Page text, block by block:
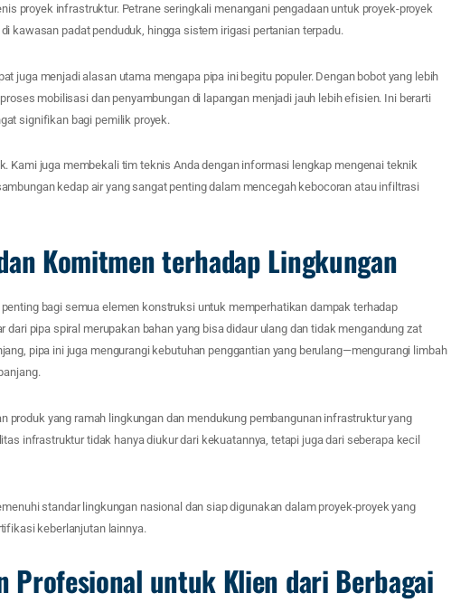
proyek infrastruktur. Petrane seringkali menangani pengadaan untuk proyek-proyek
kawasan padat penduduk, hingga sistem irigasi pertanian terpadu.
juga menjadi alasan utama mengapa pipa ini begitu populer. Dengan bobot yang lebih
mobilisasi dan penyambungan di lapangan menjadi jauh lebih efisien. Ini berarti
signifikan bagi pemilik proyek.
Kami juga membekali tim teknis Anda dengan informasi lengkap mengenai teknik
kedap air yang sangat penting dalam mencegah kebocoran atau infiltrasi
Komitmen terhadap Lingkungan
bagi semua elemen konstruksi untuk memperhatikan dampak terhadap
dari pipa spiral merupakan bahan yang bisa didaur ulang dan tidak mengandung zat
pipa ini juga mengurangi kebutuhan penggantian yang berulang—mengurangi limbah
produk yang ramah lingkungan dan mendukung pembangunan infrastruktur yang
infrastruktur tidak hanya diukur dari kekuatannya, tetapi juga dari seberapa kecil
standar lingkungan nasional dan siap digunakan dalam proyek-proyek yang
keberlanjutan lainnya.
Profesional untuk Klien dari Berbagai